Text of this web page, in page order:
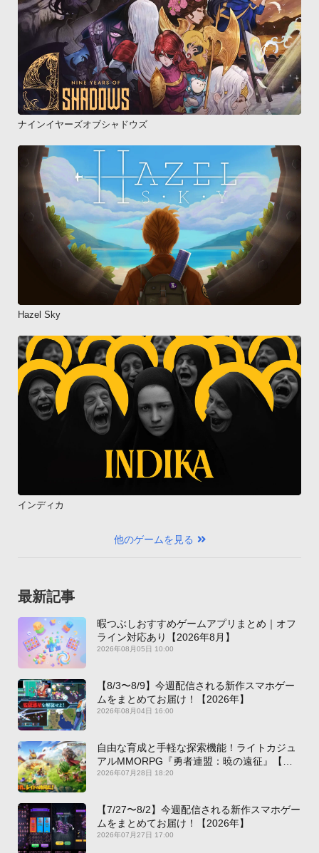
ナインイヤーズオブシャドウズ
Hazel Sky
インディカ
他のゲームを見る
最新記事
暇つぶしおすすめゲームアプリまとめ｜オフ
ライン対応あり【2026年8月】
2026年08月05日 10:00
【8/3〜8/9】今週配信される新作スマホゲー
ムをまとめてお届け！【2026年】
2026年08月04日 16:00
自由な育成と手軽な探索機能！ライトカジュ
アルMMORPG『勇者連盟：暁の遠征』【最
新作PICKUP】
2026年07月28日 18:20
【7/27〜8/2】今週配信される新作スマホゲー
ムをまとめてお届け！【2026年】
2026年07月27日 17:00